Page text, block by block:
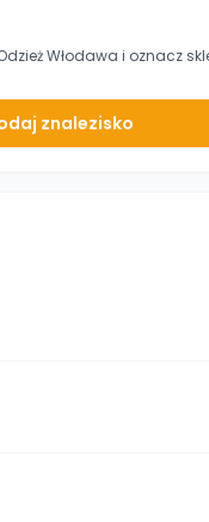
Włodawa i oznacz
znalezisko